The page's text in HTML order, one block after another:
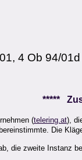
4 Ob 94/01d
*****
(telering.at),
Die
die zweite Instanz